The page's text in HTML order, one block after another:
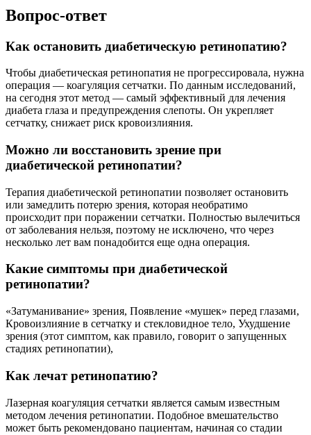
Вопрос-ответ
Как остановить диабетическую ретинопатию?
Чтобы диабетическая ретинопатия не прогрессировала, нужна
операция — коагуляция сетчатки. По данным исследований,
на сегодня этот метод — самый эффективный для лечения
диабета глаза и предупреждения слепоты. Он укрепляет
сетчатку, снижает риск кровоизлияния.
Можно ли восстановить зрение при
диабетической ретинопатии?
Терапия диабетической ретинопатии позволяет остановить
или замедлить потерю зрения, которая необратимо
происходит при поражении сетчатки. Полностью вылечиться
от заболевания нельзя, поэтому не исключено, что через
несколько лет вам понадобится еще одна операция.
Какие симптомы при диабетической
ретинопатии?
«Затуманивание» зрения, Появление «мушек» перед глазами,
Кровоизлияние в сетчатку и стекловидное тело, Ухудшение
зрения (этот симптом, как правило, говорит о запущенных
стадиях ретинопатии),
Как лечат ретинопатию?
Лазерная коагуляция сетчатки является самым известным
методом лечения ретинопатии. Подобное вмешательство
может быть рекомендовано пациентам, начиная со стадии